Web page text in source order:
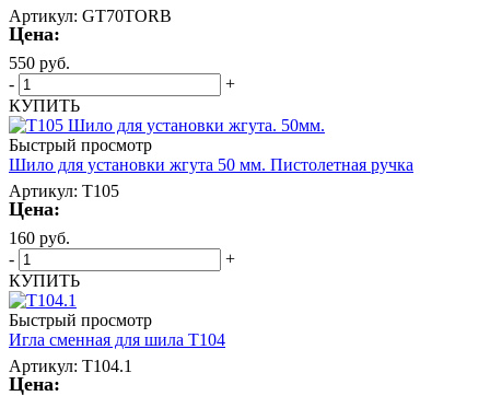
Артикул: GT70TORB
Цена:
550 руб.
-
+
КУПИТЬ
Быстрый просмотр
Шило для установки жгута 50 мм. Пистолетная ручка
Артикул: T105
Цена:
160 руб.
-
+
КУПИТЬ
Быстрый просмотр
Игла сменная для шила T104
Артикул: T104.1
Цена: